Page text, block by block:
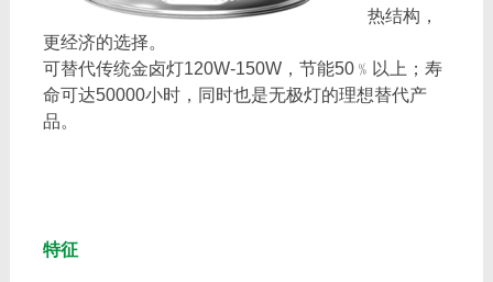
热结构，
更经济的选择。
可替代传统金卤灯120W-150W，节能50﹪以上；寿
命可达50000小时，同时也是无极灯的理想替代产
品。
特征